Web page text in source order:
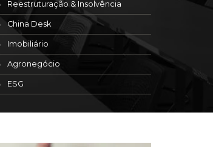
Reestruturação & Insolvência
China Desk
Imobiliário
Agronegócio
ESG